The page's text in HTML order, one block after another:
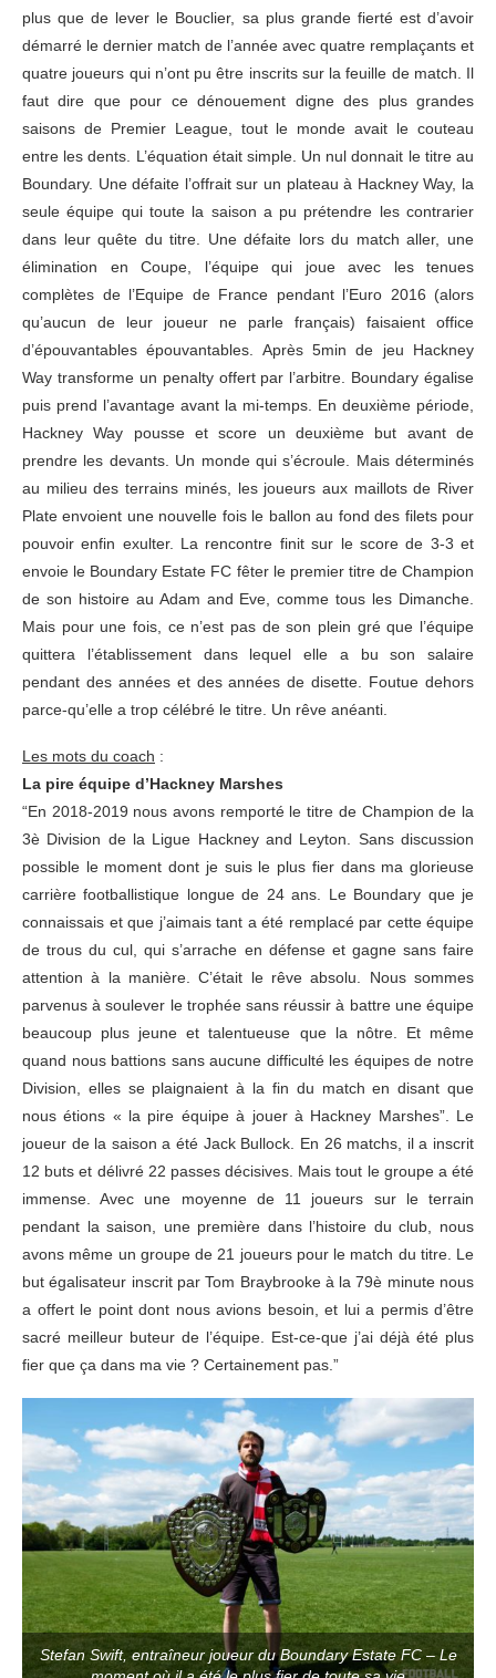
plus que de lever le Bouclier, sa plus grande fierté est d’avoir
démarré le dernier match de l’année avec quatre remplaçants et
quatre joueurs qui n’ont pu être inscrits sur la feuille de match. Il
faut dire que pour ce dénouement digne des plus grandes
saisons de Premier League, tout le monde avait le couteau
entre les dents. L’équation était simple. Un nul donnait le titre au
Boundary. Une défaite l’offrait sur un plateau à Hackney Way, la
seule équipe qui toute la saison a pu prétendre les contrarier
dans leur quête du titre. Une défaite lors du match aller, une
élimination en Coupe, l’équipe qui joue avec les tenues
complètes de l’Equipe de France pendant l’Euro 2016 (alors
qu’aucun de leur joueur ne parle français) faisaient office
d’épouvantables épouvantables. Après 5min de jeu Hackney
Way transforme un penalty offert par l’arbitre. Boundary égalise
puis prend l’avantage avant la mi-temps. En deuxième période,
Hackney Way pousse et score un deuxième but avant de
prendre les devants. Un monde qui s’écroule. Mais déterminés
au milieu des terrains minés, les joueurs aux maillots de River
Plate envoient une nouvelle fois le ballon au fond des filets pour
pouvoir enfin exulter. La rencontre finit sur le score de 3-3 et
envoie le Boundary Estate FC fêter le premier titre de Champion
de son histoire au Adam and Eve, comme tous les Dimanche.
Mais pour une fois, ce n’est pas de son plein gré que l’équipe
quittera l’établissement dans lequel elle a bu son salaire
pendant des années et des années de disette. Foutue dehors
parce-qu’elle a trop célébré le titre. Un rêve anéanti.
Les mots du coach :
La pire équipe d’Hackney Marshes
“En 2018-2019 nous avons remporté le titre de Champion de la
3è Division de la Ligue Hackney and Leyton. Sans discussion
possible le moment dont je suis le plus fier dans ma glorieuse
carrière footballistique longue de 24 ans. Le Boundary que je
connaissais et que j’aimais tant a été remplacé par cette équipe
de trous du cul, qui s’arrache en défense et gagne sans faire
attention à la manière. C’était le rêve absolu. Nous sommes
parvenus à soulever le trophée sans réussir à battre une équipe
beaucoup plus jeune et talentueuse que la nôtre. Et même
quand nous battions sans aucune difficulté les équipes de notre
Division, elles se plaignaient à la fin du match en disant que
nous étions « la pire équipe à jouer à Hackney Marshes”. Le
joueur de la saison a été Jack Bullock. En 26 matchs, il a inscrit
12 buts et délivré 22 passes décisives. Mais tout le groupe a été
immense. Avec une moyenne de 11 joueurs sur le terrain
pendant la saison, une première dans l’histoire du club, nous
avons même un groupe de 21 joueurs pour le match du titre. Le
but égalisateur inscrit par Tom Braybrooke à la 79è minute nous
a offert le point dont nous avions besoin, et lui a permis d’être
sacré meilleur buteur de l’équipe. Est-ce-que j’ai déjà été plus
fier que ça dans ma vie ? Certainement pas.”
Stefan Swift, entraîneur joueur du Boundary Estate FC – Le